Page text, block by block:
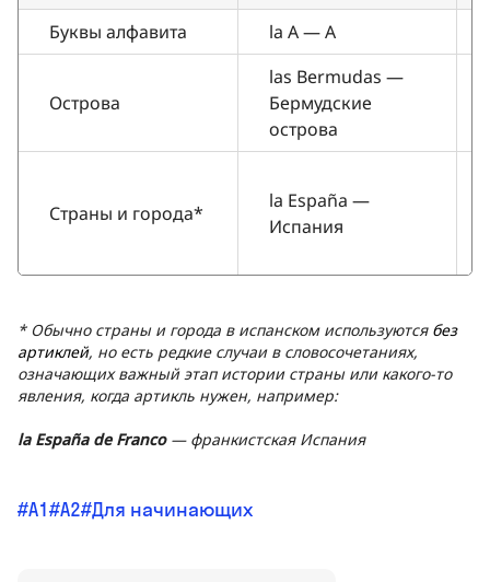
Буквы алфавита la A — A
Острова
las Bermudas —
Бермудские
острова
Страны и города*
la España —
Испания
* Обычно страны и города в испанском используются без
артиклей, но есть редкие случаи в словосочетаниях,
означающих важный этап истории страны или какого-то
явления, когда артикль нужен, например:
la España de Franco— франкистская Испания
A1 A2 Для начинающих